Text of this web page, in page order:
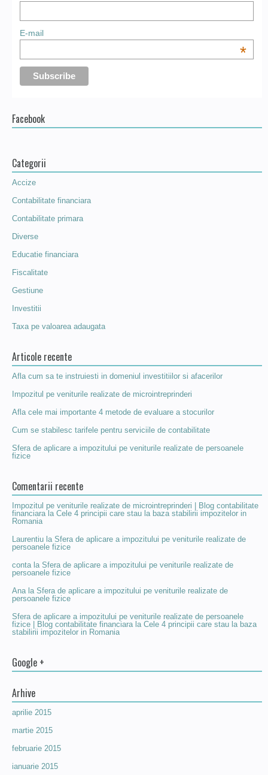
E-mail
*
Facebook
Categorii
Accize
Contabilitate financiara
Contabilitate primara
Diverse
Educatie financiara
Fiscalitate
Gestiune
Investitii
Taxa pe valoarea adaugata
Articole recente
Afla cum sa te instruiesti in domeniul investitiilor si afacerilor
Impozitul pe veniturile realizate de microintreprinderi
Afla cele mai importante 4 metode de evaluare a stocurilor
Cum se stabilesc tarifele pentru serviciile de contabilitate
Sfera de aplicare a impozitului pe veniturile realizate de persoanele
fizice
Comentarii recente
Impozitul pe veniturile realizate de microintreprinderi | Blog contabilitate
financiarala Cele 4 principii care stau la baza stabilirii impozitelor in
Romania
Laurentiu la Sfera de aplicare a impozitului pe veniturile realizate de
persoanele fizice
contala Sfera de aplicare a impozitului pe veniturile realizate de
persoanele fizice
Anala Sfera de aplicare a impozitului pe veniturile realizate de
persoanele fizice
Sfera de aplicare a impozitului pe veniturile realizate de persoanele
fizice | Blog contabilitate financiarala Cele 4 principii care stau la baza
stabilirii impozitelor in Romania
Google +
Arhive
aprilie 2015
martie 2015
februarie 2015
ianuarie 2015